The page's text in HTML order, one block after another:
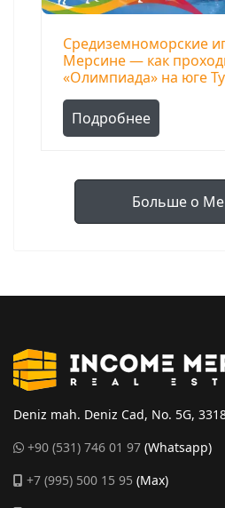
Средиземноморские
Мерсине — как
«Олимпиада» на юге
Подробнее
Больше о
Deniz mah. Deniz Cad, No. 5G,
+90 (531) 746 01 97 (Whatsapp)
+7 (995) 500 15 95 (Max)